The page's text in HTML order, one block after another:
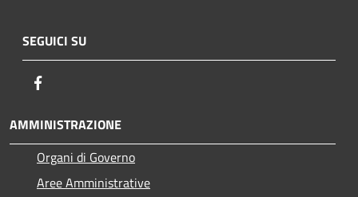
SEGUICI SU
AMMINISTRAZIONE
Organi di Governo
Aree Amministrative